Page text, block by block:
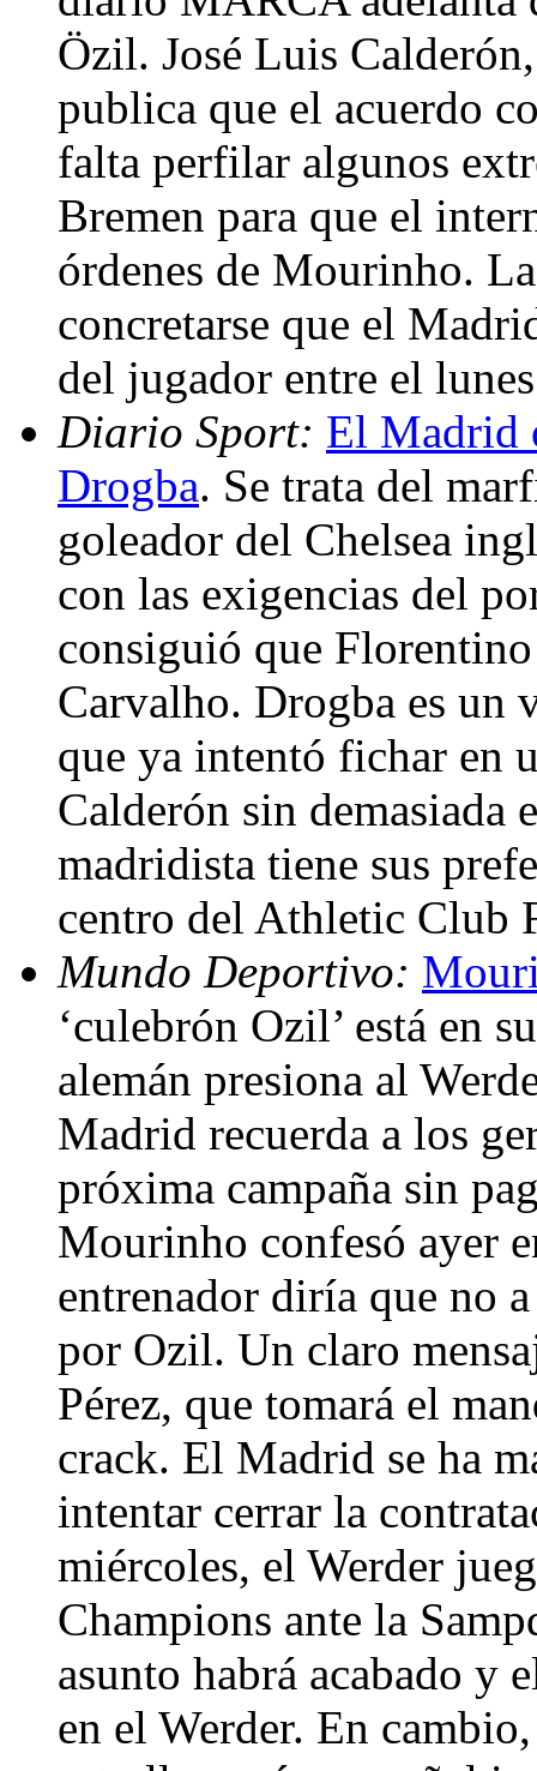
Özil. José Luis
publica que el acuerdo
falta perfilar algunos
Bremen para que el
órdenes de Mourinho.
concretarse que el
del jugador entre el
Diario Sport: El Madrid
Drogba. Se trata del
goleador del Chelsea
con las exigencias del
consiguió que
Carvalho. Drogba es un
que ya intentó fichar en
Calderón sin demasiada
madridista tiene sus
centro del Athletic
Mundo Deportivo:
‘culebrón Ozil’ está en
alemán presiona al
Madrid recuerda a los
próxima campaña sin
Mourinho confesó ayer
entrenador diría que no
por Ozil. Un claro
Pérez, que tomará el
crack. El Madrid se ha
intentar cerrar la
miércoles, el Werder
Champions ante la
asunto habrá acabado y
en el Werder. En